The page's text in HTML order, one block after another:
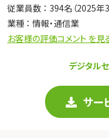
従業員数 ： 394名（2025年
業種 ： 情報・通信業
お客様の評価コメント を
デジタル
サー